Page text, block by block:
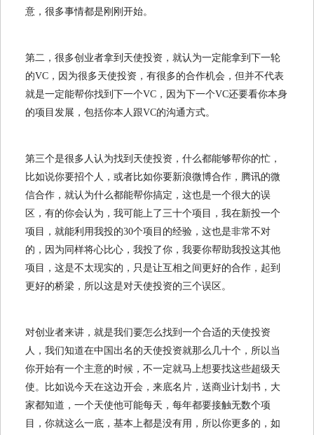
意，很多事情都是刚刚开始。
第二，很多创业者拿到天使投资，就认为一定能拿到下一轮
的VC，因为很多天使投资，有很多的合作机会，但并不代表
就是一定能帮你找到下一个VC，因为下一个VC还要看你本身
的项目发展，包括你本人跟VC的沟通方式。
第三个是很多人认为找到天使投资，什么都能够帮你的忙，
比如说你要招个人，或者比如你要新浪微博合作，腾讯的微
信合作，就认为什么都能帮你搞定，这也是一个很大的误
区，有的你会认为，我可能上了三十个项目，我在新投一个
项目，就能利用我投的30个项目的经验，这也是非常不对
的，因为同样将心比心，我投了你，我要你帮助我投这其他
项目，这是不太现实的，只是让互相之间更好的合作，起到
更好的桥梁，所以这是对天使投资的三个误区。
对创业者来讲，就是我们要怎么找到一个合适的天使投资
人，我们知道在中国出名的天使投资就那么几十个，所以当
你开始有一个主意的时候，不一定就马上想要找这些超级天
使。比如说今天在这边开会，来底名片，送商业计划书，大
家都知道，一个天使他可能每天，每年都要接触无数个项
目，你就这么一底，基本上都是没有用，所以你更多的，如